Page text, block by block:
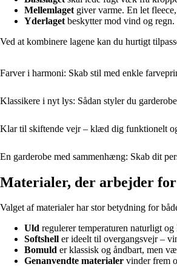
Mellemlaget giver varme. En let
Yderlaget beskytter mod vind og
Ved at kombinere lagene kan du hurtigt
Farver i harmoni: Skab stil med enkle
Klassikere i nyt lys: Sådan styler du
Klar til skiftende vejr – klæd dig funktionelt
En garderobe med sammenhæng: Skab dit
Materialer, der arbejder
Valget af materialer har stor betydning for
Uld regulerer temperaturen naturligt
Softshell er ideelt til overgangsvejr –
Bomuld er klassisk og åndbart, men
Genanvendte materialer vinder frem